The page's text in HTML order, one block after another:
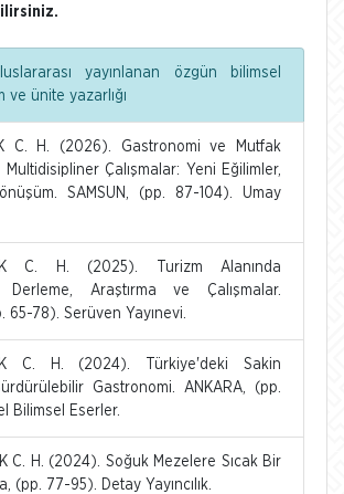
yayınlanan özgün bilimsel
ve ünite yazarlığı
C. H. (2026). Gastronomi ve Mutfak
Multidisipliner Çalışmalar: Yeni Eğilimler,
SAMSUN, (pp. 87-104). Umay
C. H. (2025). Turizm Alanında
Derleme, Araştırma ve Çalışmalar.
65-78). Serüven Yayınevi.
C. H. (2024). Türkiye'deki Sakin
Gastronomi. ANKARA, (pp.
Bilimsel Eserler.
C. H. (2024). Soğuk Mezelere Sıcak Bir
(pp. 77-95). Detay Yayıncılık.